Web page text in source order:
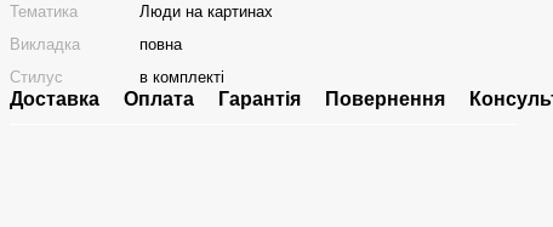
Тематика
Люди на картинах
Викладка
повна
Стилус
в комплекті
Доставка Оплата Гарантія Повернення